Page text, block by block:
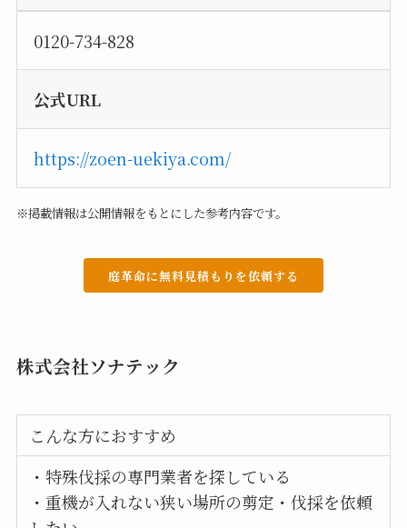
0120-734-828
公式URL
https://zoen-uekiya.com/
※掲載情報は公開情報をもとにした参考内容です。
庭革命に無料見積もりを依頼する
株式会社ソナテック
こんな方におすすめ
・特殊伐採の専門業者を探している
・重機が入れない狭い場所の剪定・伐採を依頼